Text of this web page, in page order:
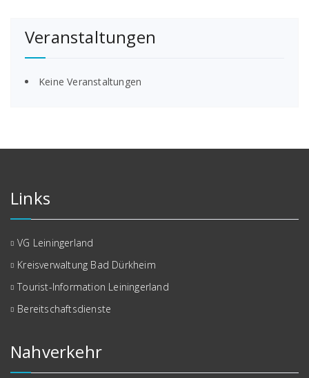
Veranstaltungen
Keine Veranstaltungen
Links
VG Leiningerland
Kreisverwaltung Bad Dürkheim
Tourist-Information Leiningerland
Bereitschaftsdienste
Nahverkehr